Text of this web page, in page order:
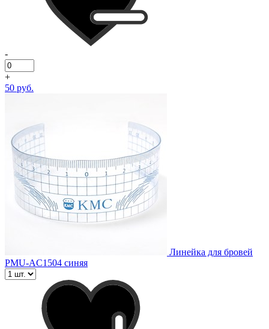
-
+
50 руб.
Линейка для бровей
PMU-AC1504 синяя